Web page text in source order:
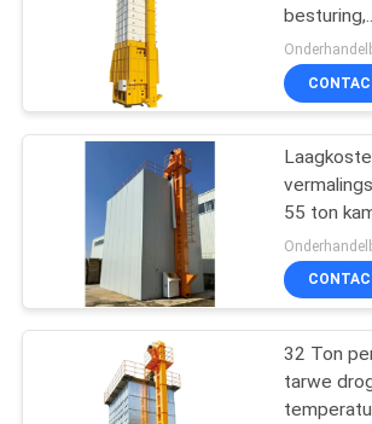
Draagbare
droger
biomassaoven
besturing,
55 ton
statische
32 Ton
tarwe